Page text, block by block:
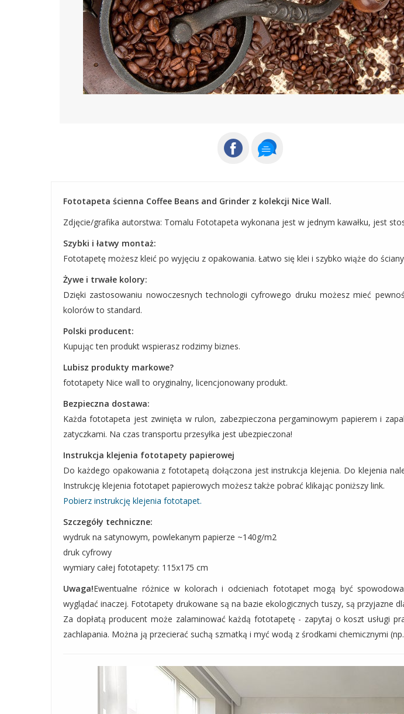
Fototapeta ścienna Coffee Beans and Grinder z kolekcji Nice Wall.
Zdjęcie/grafika autorstwa: Tomalu Fototapeta wykonana jest w jednym kawałku, jest
Szybki i łatwy montaż:
Fototapetę możesz kleić po wyjęciu z opakowania. Łatwo się klei i szybko wiąże do
Żywe i trwałe kolory:
Dzięki zastosowaniu nowoczesnych technologii cyfrowego druku możesz mieć
kolorów to standard.
Polski producent:
Kupując ten produkt wspierasz rodzimy biznes.
Lubisz produkty markowe?
fototapety Nice wall to oryginalny, licencjonowany produkt.
Bezpieczna dostawa:
Każda fototapeta jest zwinięta w rulon, zabezpieczona pergaminowym papierem i
zatyczkami. Na czas transportu przesyłka jest ubezpieczona!
Instrukcja klejenia fototapety papierowej
Do każdego opakowania z fototapetą dołączona jest instrukcja klejenia. Do klejenia
Instrukcję klejenia fototapet papierowych możesz także pobrać klikając poniższy link.
Pobierz instrukcję klejenia fototapet.
Szczegóły techniczne:
wydruk na satynowym, powlekanym papierze ~140g/m2
druk cyfrowy
wymiary całej fototapety: 115x175 cm
Uwaga!Ewentualne różnice w kolorach i odcieniach fototapet mogą być
wyglądać inaczej. Fototapety drukowane są na bazie ekologicznych tuszy, są przyjazne
Za dopłatą producent może zalaminować każdą fototapetę - zapytaj o koszt usługi
zachlapania. Można ją przecierać suchą szmatką i myć wodą z środkami chemicznymi